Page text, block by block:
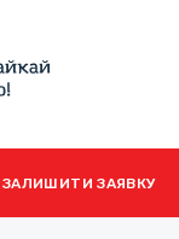
ЗАЛИШИТИ ЗАЯВКУ